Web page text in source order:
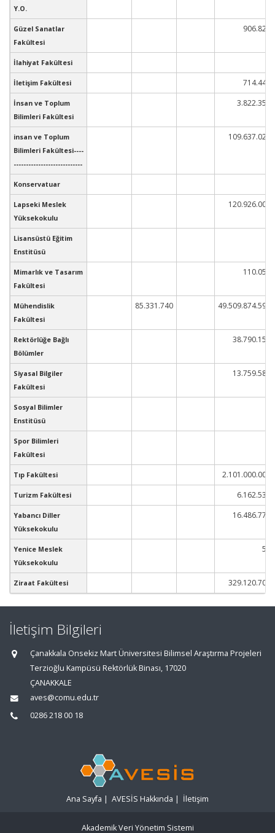
Y.O.
Güzel Sanatlar
Fakültesi
906.827
İlahiyat Fakültesi
İletişim Fakültesi 714.446
İnsan ve Toplum
Bilimleri Fakültesi
3.822.354
insan ve Toplum
Bilimleri Fakültesi----
----------------------------
109.637.021
Konservatuar
Lapseki Meslek
Yüksekokulu
120.926.007
Lisansüstü Eğitim
Enstitüsü
Mimarlık ve Tasarım
Fakültesi
110.055
Mühendislik
Fakültesi
85.331.740 49.509.874.594
Rektörlüğe Bağlı
Bölümler
38.790.158
Siyasal Bilgiler
Fakültesi
13.759.583
Sosyal Bilimler
Enstitüsü
Spor Bilimleri
Fakültesi
Tıp Fakültesi 2.101.000.003
Turizm Fakültesi 6.162.535
Yabancı Diller
Yüksekokulu
16.486.770
Yenice Meslek
Yüksekokulu
55
Ziraat Fakültesi 329.120.701
İletişim Bilgileri
Çanakkala Onsekiz Mart Üniversitesi Bilimsel Araştırma Projeleri
Terzioğlu Kampüsü Rektörlük Binası, 17020
ÇANAKKALE
aves@comu.edu.tr
0286 218 00 18
Ana Sayfa | AVESİS Hakkında | İletişim
Akademik Veri Yönetim Sistemi